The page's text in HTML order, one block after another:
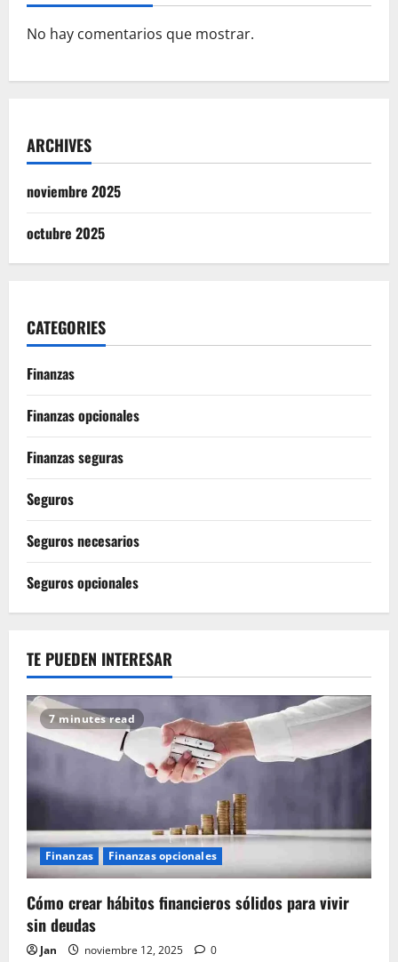
No hay comentarios que mostrar.
ARCHIVES
noviembre 2025
octubre 2025
CATEGORIES
Finanzas
Finanzas opcionales
Finanzas seguras
Seguros
Seguros necesarios
Seguros opcionales
TE PUEDEN INTERESAR
7 minutes read
Finanzas Finanzas opcionales
Cómo crear hábitos financieros sólidos para vivir
sin deudas
Jan noviembre 12, 2025 0